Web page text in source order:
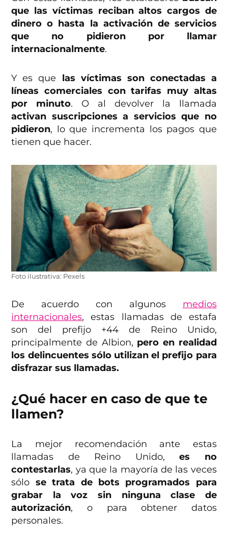
que las víctimas reciban altos cargos de
dinero o hasta la activación de servicios
que no pidieron por llamar
internacionalmente.
Y es que las víctimas son conectadas a
líneas comerciales con tarifas muy altas
por minuto. O al devolver la llamada
activan suscripciones a servicios que no
pidieron, lo que incrementa los pagos que
tienen que hacer.
Foto ilustrativa: Pexels
De acuerdo con algunos medios
internacionales, estas llamadas de estafa
son del prefijo +44 de Reino Unido,
principalmente de Albion, pero en realidad
los delincuentes sólo utilizan el prefijo para
disfrazar sus llamadas.
¿Qué hacer en caso de que te
llamen?
La mejor recomendación ante estas
llamadas de Reino Unido,es no
contestarlas, ya que la mayoría de las veces
sólo se trata de bots programados para
grabar la voz sin ninguna clase de
autorización, o para obtener datos
personales.